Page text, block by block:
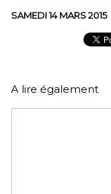
SAMEDI 14 MARS 2015
A lire également